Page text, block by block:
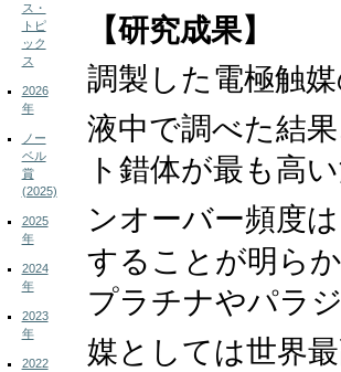
ス・
トピ
ック
ス
2026
年
ノー
ベル
賞
(2025)
2025
年
2024
年
2023
年
2022
【研究成果】
調製した電極触
液中で調べた結
ト錯体が最も高
ンオーバー頻度
することが明ら
プラチナやパラ
媒としては世界